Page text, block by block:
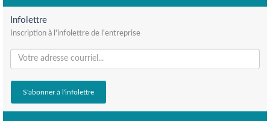
Infolettre
Inscription à l'infolettre de l'entreprise